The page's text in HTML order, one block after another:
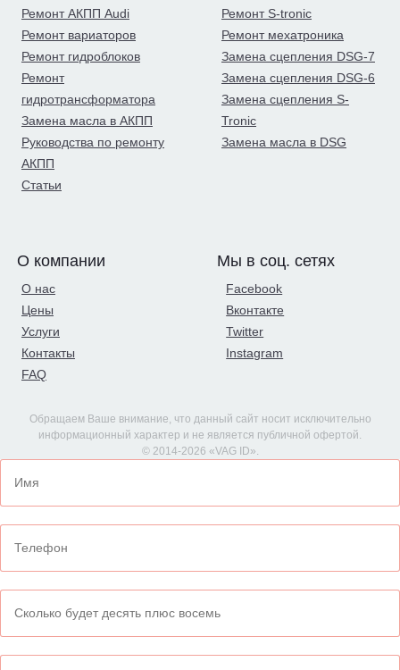
Ремонт АКПП Audi
Ремонт вариаторов
Ремонт гидроблоков
Ремонт
гидротрансформатора
Замена масла в АКПП
Руководства по ремонту
АКПП
Статьи
Ремонт S-tronic
Ремонт мехатроника
Замена сцепления DSG-7
Замена сцепления DSG-6
Замена сцепления S-
Tronic
Замена масла в DSG
О компании
О нас
Цены
Услуги
Контакты
FAQ
Мы в соц. сетях
Facebook
Вконтакте
Twitter
Instagram
Обращаем Ваше внимание, что данный сайт носит исключительно
информационный характер и не является публичной офертой.
© 2014-2026 «VAG ID».